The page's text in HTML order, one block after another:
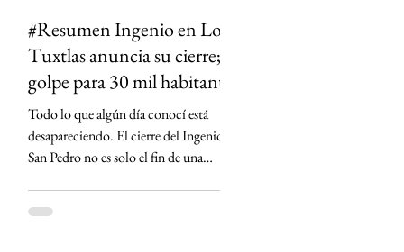
#Resumen Ingenio en Los
Tuxtlas anuncia su cierre;
golpe para 30 mil habitantes
Todo lo que algún día conocí está
desapareciendo. El cierre del Ingenio
San Pedro no es solo el fin de una
la caña y que hoy enfrenta la